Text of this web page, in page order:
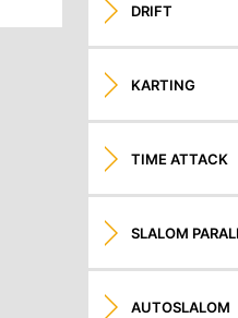
DRIFT
KARTING
TIME ATTACK
SLALOM
AUTOSLALOM